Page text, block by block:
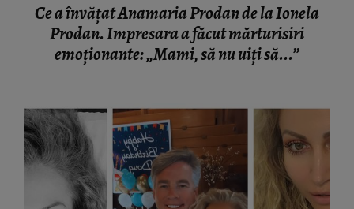
Ce a învățat Anamaria Prodan de la Ionela
Prodan. Impresara a făcut mărturisiri
emoționante: „Mami, să nu uiți să...”